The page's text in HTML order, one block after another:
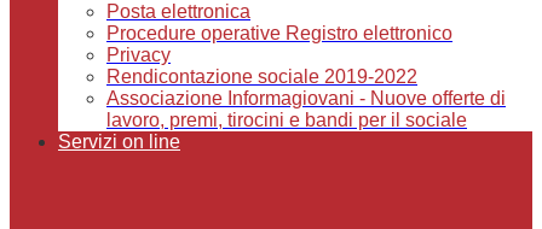
Posta elettronica
Procedure operative Registro elettronico
Privacy
Rendicontazione sociale 2019-2022
Associazione Informagiovani - Nuove offerte di
lavoro, premi, tirocini e bandi per il sociale
Servizi on line